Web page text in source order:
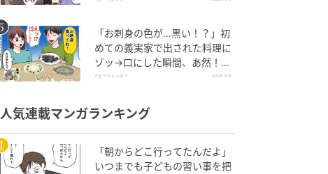
「お刺身の色が…黒い！？」初
めての義実家で出された料理に
ゾッ→口にした瞬間、あ然！刺
身の正体は
ベビーカレンダー 2026.8.6
人気連載マンガランキング
「朝からどこ行ってたんだよ」
いつまでも子どもの習い事を把